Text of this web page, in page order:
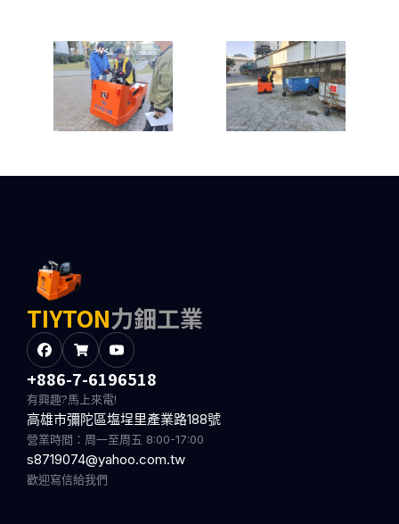
TIYTON力鈿工業
+886-7-6196518
有興趣?馬上來電!
高雄市彌陀區塩埕里產業路188號
營業時間：周一至周五 8:00-17:00
s8719074@yahoo.com.tw
歡迎寫信給我們